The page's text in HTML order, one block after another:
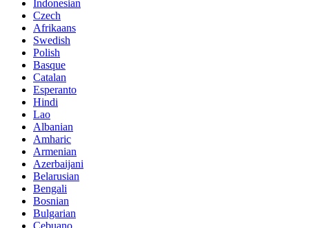
Indonesian
Czech
Afrikaans
Swedish
Polish
Basque
Catalan
Esperanto
Hindi
Lao
Albanian
Amharic
Armenian
Azerbaijani
Belarusian
Bengali
Bosnian
Bulgarian
Cebuano